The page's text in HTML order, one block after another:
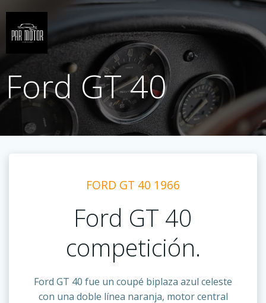
contenido
Ford GT 40
FORD GT 40 1966
Ford GT 40
competición.
Ford GT 40 fue un coupé biplaza azul celeste
con una doble línea naranja, motor central